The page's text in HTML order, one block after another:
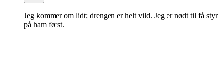
Jeg kommer om lidt; drengen er helt vild. Jeg er nødt til få styr
på ham først.